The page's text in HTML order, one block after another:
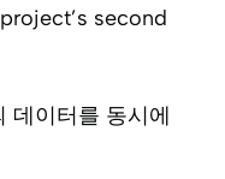
second
데이터를 동시에